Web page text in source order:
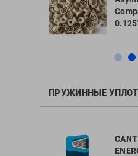
ПРУЖИННЫЕ